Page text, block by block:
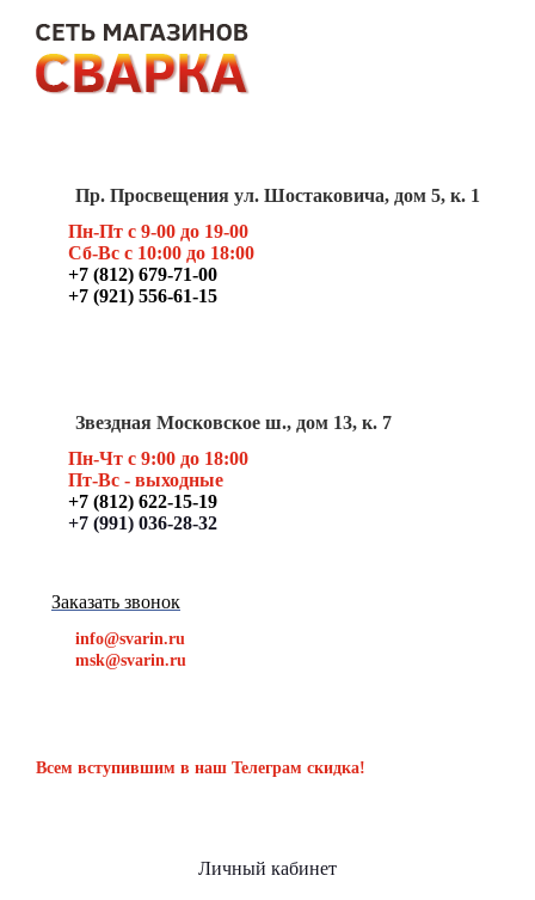
Пр. Просвещения ул. Шостаковича, дом 5, к. 1
Пн-Пт с 9-00 до 19-00
Сб-Вс с 10:00 до 18:00
+7 (812) 679-71-00
+7 (921) 556-61-15
Звездная Московское ш., дом 13, к. 7
Пн-Чт с 9:00 до 18:00
Пт-Вс - выходные
+7 (812) 622-15-19
+7 (991) 036-28-32
Заказать звонок
info@svarin.ru
msk@svarin.ru
Всем вступившим в наш Телеграм скидка!
Личный кабинет